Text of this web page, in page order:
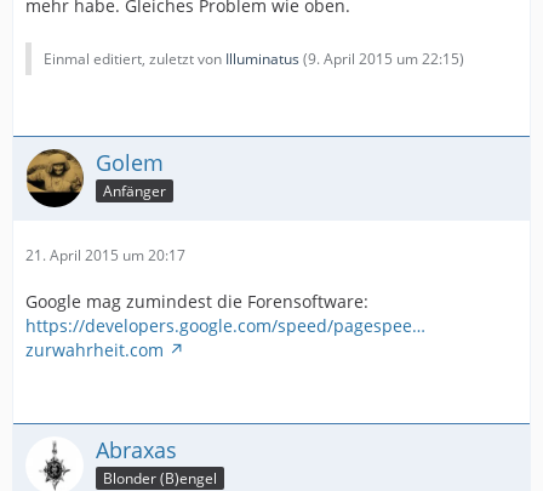
mehr habe. Gleiches Problem wie oben.
Einmal editiert, zuletzt von Illuminatus (9. April 2015 um 22:15)
Golem
Anfänger
21. April 2015 um 20:17
Google mag zumindest die Forensoftware:
https://developers.google.com/speed/pagespee…
zurwahrheit.com
Abraxas
Blonder (B)engel